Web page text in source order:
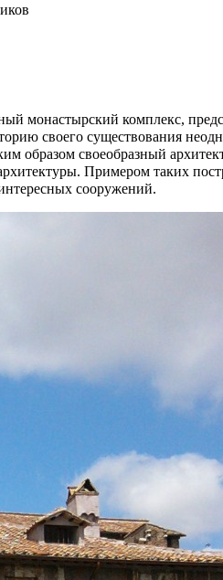
монастырский комплекс,
своего существования
образом своеобразный
Примером таких
сооружений.